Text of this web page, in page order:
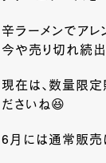
辛ラーメンでアレ
今や売り切れ続出
現在は、数量限定
ださいね😆
6月には通常販売